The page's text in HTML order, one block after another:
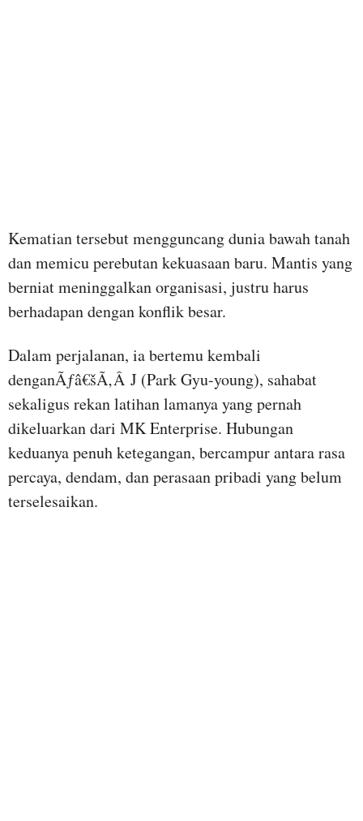
Kematian tersebut mengguncang dunia bawah tanah
dan memicu perebutan kekuasaan baru. Mantis yang
berniat meninggalkan organisasi, justru harus
berhadapan dengan konflik besar.
Dalam perjalanan, ia bertemu kembali
denganÃƒâ€šÃ‚Â J (Park Gyu-young), sahabat
sekaligus rekan latihan lamanya yang pernah
dikeluarkan dari MK Enterprise. Hubungan
keduanya penuh ketegangan, bercampur antara rasa
percaya, dendam, dan perasaan pribadi yang belum
terselesaikan.